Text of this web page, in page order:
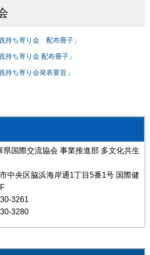
持ち寄り会 配布冊子」
持ち寄り会 配布冊子」
持ち寄り会発表要旨」
県国際交流協会 事業推進部 多文化共生
中央区脇浜海岸通1丁目5番1号 国際健
3261
3280